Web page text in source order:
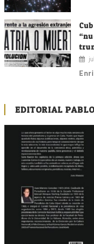
EDITORIAL